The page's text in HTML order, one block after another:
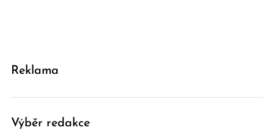
Reklama
Výběr redakce